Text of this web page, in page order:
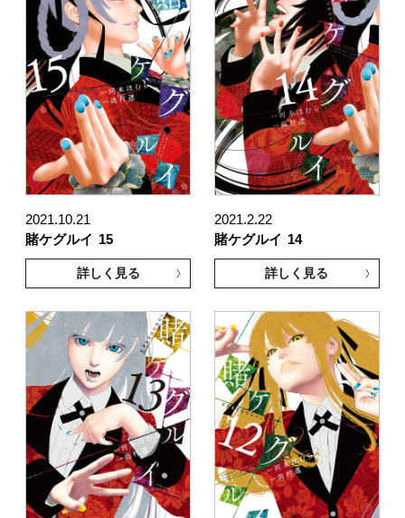
2021.10.21
賭ケグルイ 15
詳しく見る
2021.2.22
賭ケグルイ 14
詳しく見る